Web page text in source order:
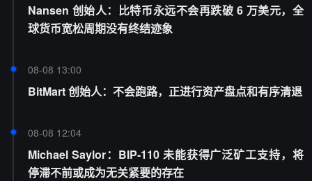
Nansen 创始人：比特币永远不会再跌破 6 万美元，全
球货币宽松周期没有终结迹象
08-08 13:00
BitMart 创始人：不会跑路，正进行资产盘点和有序清退
08-08 12:04
Michael Saylor：BIP-110 未能获得广泛矿工支持，将
停滞不前或成为无关紧要的存在